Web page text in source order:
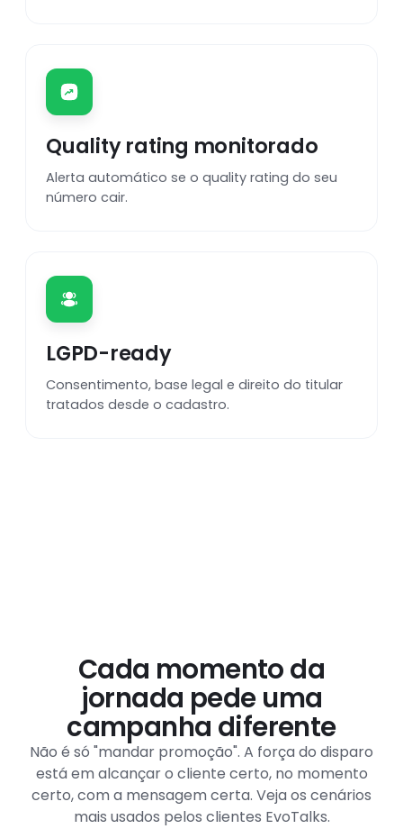
Quality rating monitorado
Alerta automático se o quality rating do seu
número cair.
LGPD-ready
Consentimento, base legal e direito do titular
tratados desde o cadastro.
Cada momento da
jornada pede uma
campanha diferente
Não é só "mandar promoção". A força do disparo
está em alcançar o cliente certo, no momento
certo, com a mensagem certa. Veja os cenários
mais usados pelos clientes EvoTalks.